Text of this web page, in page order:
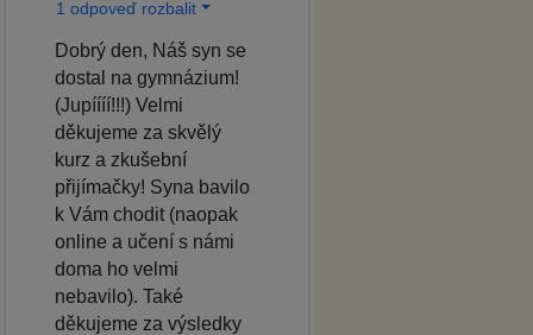
1 odpoveď rozbalit
Dobrý den, Náš syn se
dostal na gymnázium!
(Jupíííí!!!) Velmi
děkujeme za skvělý
kurz a zkušební
přijímačky! Syna bavilo
k Vám chodit (naopak
online a učení s námi
doma ho velmi
nebavilo). Také
děkujeme za výsledky